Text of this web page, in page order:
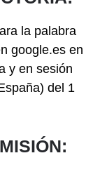
la palabra
google.es en
y en sesión
del 1